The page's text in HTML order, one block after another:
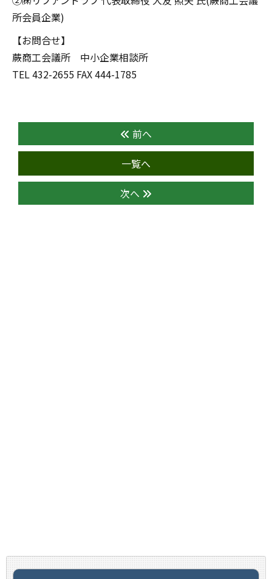
所会員企業)
【お問合せ】
蕨商工会議所 中小企業相談所
TEL 432-2655 FAX 444-1785
前へ
一覧へ
次へ